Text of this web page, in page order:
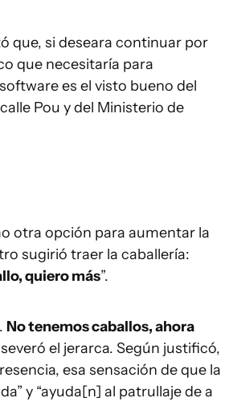
que, si deseara continuar por
que necesitaría para
es el visto bueno del
Pou y del Ministerio de
otra opción para aumentar la
sugirió traer la caballería:
quiero más”.
No tenemos caballos, ahora
el jerarca. Según justificó,
esa sensación de que la
y “ayuda[n] al patrullaje de a